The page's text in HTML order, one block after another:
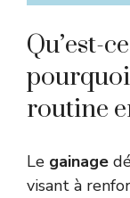
Qu’est-
routine
Le gainage
visant à